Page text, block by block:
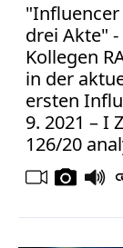
"Influencer
drei Akte"
Kollegen
in der
ersten
9. 2021 – I
126/20